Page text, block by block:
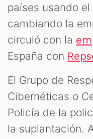
países usando
cambiando la
circuló con la
España con
El Grupo de
Cibernéticas o
Policía de la
la suplantación.